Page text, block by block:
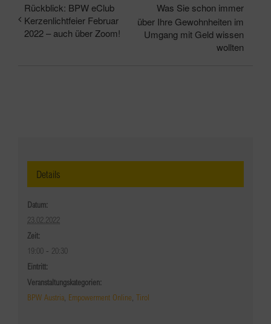
Rückblick: BPW eClub
Kerzenlichtfeier Februar
2022 – auch über Zoom!
Was Sie schon immer
über Ihre Gewohnheiten im
Umgang mit Geld wissen
wollten
Details
Datum:
23.02.2022
Zeit:
19:00 - 20:30
Eintritt:
Veranstaltungskategorien:
BPW Austria, Empowerment Online, Tirol